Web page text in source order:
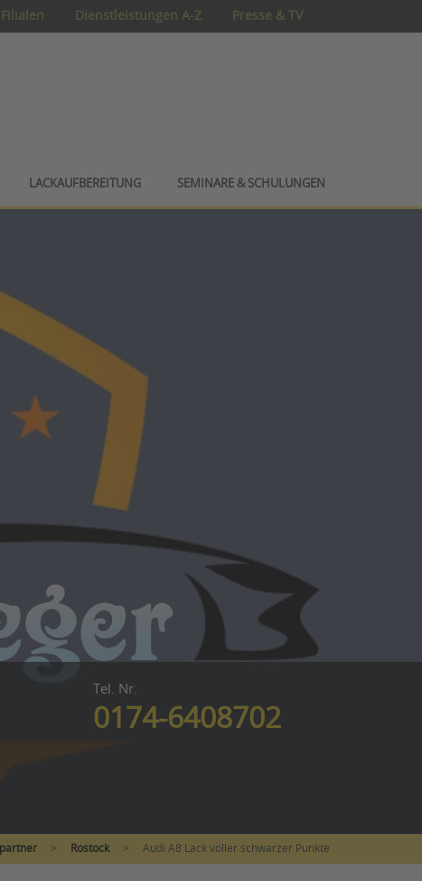
Dienstleistungen A-Z Presse & TV
LACKAUFBEREITUNG SEMINARE & SCHULUNGEN
Tel. Nr.
0174-6408702
> Rostock > Audi A8 Lack voller schwarzer Punkte